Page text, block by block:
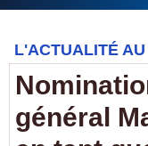
L'ACTUALITÉ
général